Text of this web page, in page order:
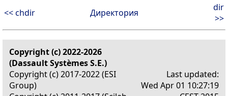
<< chdir
Директория
dir
>>
Copyright (c) 2022-2026
(Dassault Systèmes S.E.)
Copyright (c) 2017-2022 (ESI
Group)
Last updated:
Wed Apr 01 10:27:19